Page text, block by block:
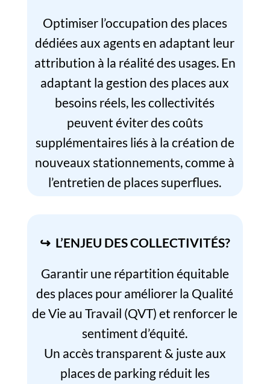
Optimiser l’occupation des places
dédiées aux agents en adaptant leur
attribution à la réalité des usages. En
adaptant la gestion des places aux
besoins réels, les collectivités
peuvent éviter des coûts
supplémentaires liés à la création de
nouveaux stationnements, comme à
l’entretien de places superflues.
↪ L’ENJEU DES COLLECTIVITÉS?
Garantir une répartition équitable
des places pour améliorer la Qualité
de Vie au Travail (QVT) et renforcer le
sentiment d’équité.
Un accès transparent & juste aux
places de parking réduit les